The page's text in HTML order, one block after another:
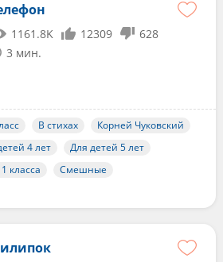
1161.8K 12309
628
3 мин.
В стихах
Корней Чуковский
4 лет
Для детей 5 лет
класса
Смешные